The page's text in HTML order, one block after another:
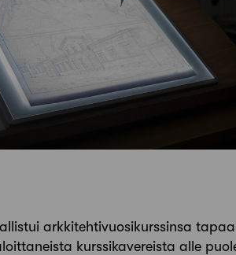
arkki­tehtivuosikurssinsa
kurssikavereista alle